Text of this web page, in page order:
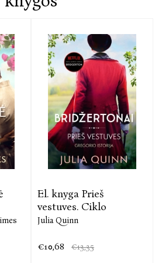
jis, ar Londono aukštuomenė,
Fiderington.
El. knyga Prieš
vestuves. Ciklo
Julia Quinn
€10,68 €13,35